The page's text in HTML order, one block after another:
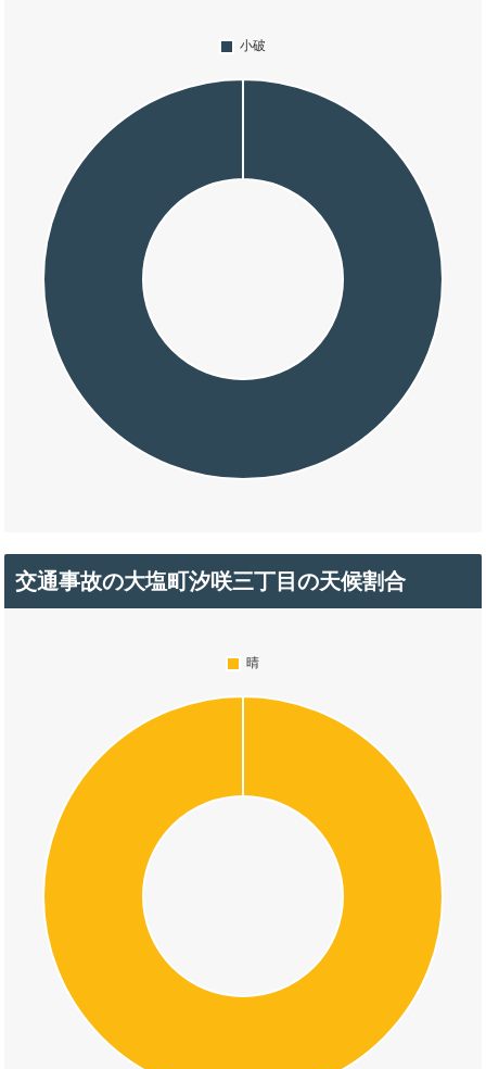
交通事故の大塩町汐咲三丁目の天候割合